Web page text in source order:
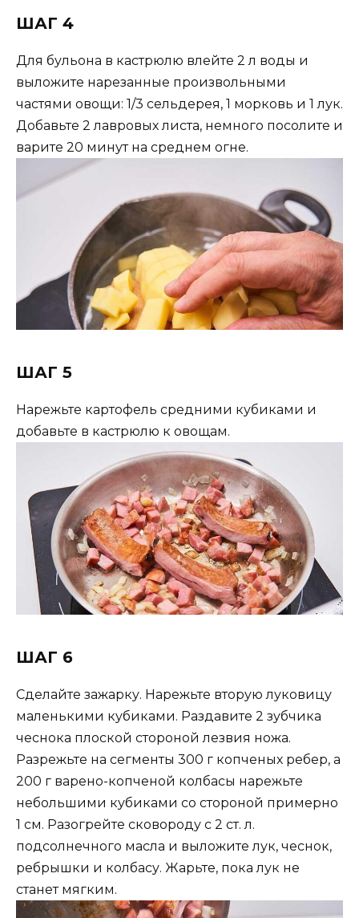
ШАГ 4
Для бульона в кастрюлю влейте 2 л воды и
выложите нарезанные произвольными
частями овощи: 1/3 сельдерея, 1 морковь и 1 лук.
Добавьте 2 лавровых листа, немного посолите и
варите 20 минут на среднем огне.
ШАГ 5
Нарежьте картофель средними кубиками и
добавьте в кастрюлю к овощам.
ШАГ 6
Сделайте зажарку. Нарежьте вторую луковицу
маленькими кубиками. Раздавите 2 зубчика
чеснока плоской стороной лезвия ножа.
Разрежьте на сегменты 300 г копченых ребер, а
200 г варено-копченой колбасы нарежьте
небольшими кубиками со стороной примерно
1 см. Разогрейте сковороду с 2 ст. л.
подсолнечного масла и выложите лук, чеснок,
ребрышки и колбасу. Жарьте, пока лук не
станет мягким.